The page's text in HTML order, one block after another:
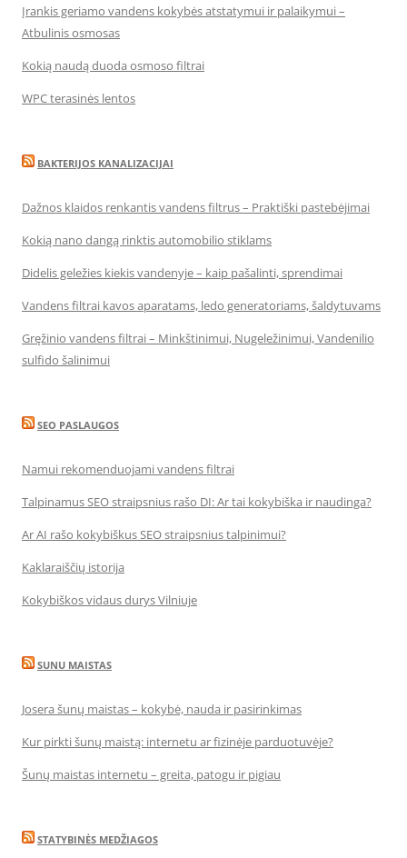
Įrankis geriamo vandens kokybės atstatymui ir palaikymui –
Atbulinis osmosas
Kokią naudą duoda osmoso filtrai
WPC terasinės lentos
BAKTERIJOS KANALIZACIJAI
Dažnos klaidos renkantis vandens filtrus – Praktiški pastebėjimai
Kokią nano dangą rinktis automobilio stiklams
Didelis geležies kiekis vandenyje – kaip pašalinti, sprendimai
Vandens filtrai kavos aparatams, ledo generatoriams, šaldytuvams
Gręžinio vandens filtrai – Minkštinimui, Nugeležinimui, Vandenilio
sulfido šalinimui
SEO PASLAUGOS
Namui rekomenduojami vandens filtrai
Talpinamus SEO straipsnius rašo DI: Ar tai kokybiška ir naudinga?
Ar AI rašo kokybiškus SEO straipsnius talpinimui?
Kaklaraiščių istorija
Kokybiškos vidaus durys Vilniuje
SUNU MAISTAS
Josera šunų maistas – kokybė, nauda ir pasirinkimas
Kur pirkti šunų maistą: internetu ar fizinėje parduotuvėje?
Šunų maistas internetu – greita, patogu ir pigiau
STATYBINĖS MEDŽIAGOS